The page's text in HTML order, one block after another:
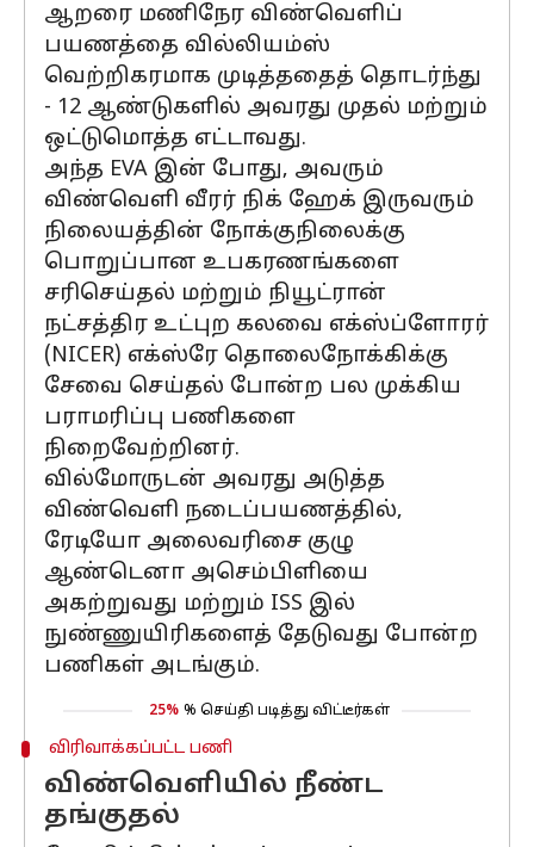
ஆறரை மணிநேர விண்வெளிப்
பயணத்தை வில்லியம்ஸ்
வெற்றிகரமாக முடித்ததைத் தொடர்ந்து
- 12 ஆண்டுகளில் அவரது முதல் மற்றும்
ஒட்டுமொத்த எட்டாவது.
அந்த EVA இன் போது, ​​அவரும்
விண்வெளி வீரர் நிக் ஹேக் இருவரும்
நிலையத்தின் நோக்குநிலைக்கு
பொறுப்பான உபகரணங்களை
சரிசெய்தல் மற்றும் நியூட்ரான்
நட்சத்திர உட்புற கலவை எக்ஸ்ப்ளோரர்
(NICER) எக்ஸ்ரே தொலைநோக்கிக்கு
சேவை செய்தல் போன்ற பல முக்கிய
பராமரிப்பு பணிகளை
நிறைவேற்றினர்.
வில்மோருடன் அவரது அடுத்த
விண்வெளி நடைப்பயணத்தில்,
ரேடியோ அலைவரிசை குழு
ஆண்டெனா அசெம்பிளியை
அகற்றுவது மற்றும் ISS இல்
நுண்ணுயிரிகளைத் தேடுவது போன்ற
பணிகள் அடங்கும்.
25% % செய்தி படித்து விட்டீர்கள்
விரிவாக்கப்பட்ட பணி
விண்வெளியில் நீண்ட
தங்குதல்